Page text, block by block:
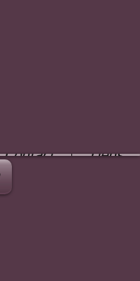
Contact
Liens